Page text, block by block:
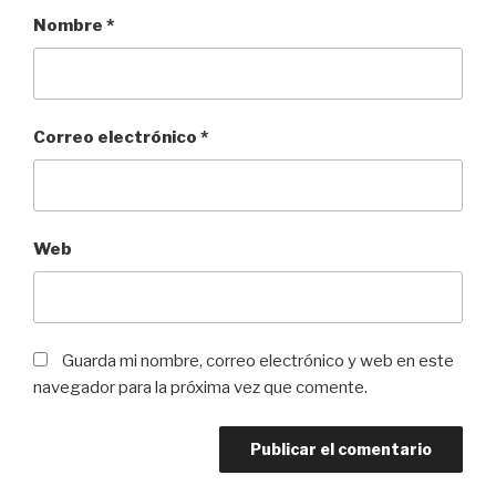
Nombre *
Correo electrónico *
Web
Guarda mi nombre, correo electrónico y web en este
navegador para la próxima vez que comente.